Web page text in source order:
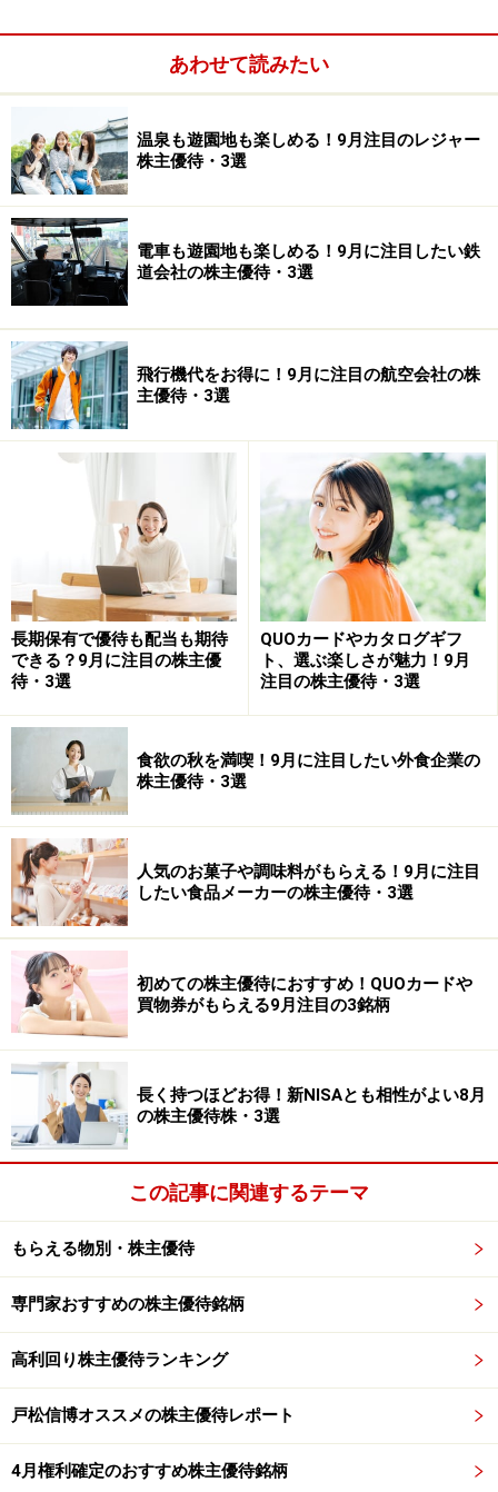
売買単位 100株
予想PER（連）15.65 倍
PBR（連) 0.75倍
予想配当利回り 3.09%
時価総額 5,325億円
権利確定日：3月末・9月末
優待がもらえる株数：100株以上
優待内容：
優待割引券（500円）
3月
100株以上 2枚
500株以上 4枚
1,000株以上 10枚
10,000株以上 50枚
※合計1,000円（税込）以上の現金による買物につき1枚
利用可（特別提供品は対象外、他の値引き券との併用不
可）
※100株以上を1年以上2年未満継続保有（株主名簿に連続
3回以上5回未満記載）の株主には3枚、2年以上（連続5
回以上記載）の株主には4枚追加
500株以上 6枚
1,000株以上 10枚
※合計1,000円（税込）以上の現金による買物につき1枚
利用可（特別提供品は対象外、他の値引き券との併用不
可）
※100株以上を1年以上継続保有（株主名簿に連続3回以上
記載）の株主には1枚追加
あわせて読みたい
温泉も遊園地も楽しめる！9月注目のレジャー
株主優待・3選
電車も遊園地も楽しめる！9月に注目したい鉄
道会社の株主優待・3選
飛行機代をお得に！9月に注目の航空会社の株
主優待・3選
長期保有で優待も配当も期待
できる？9月に注目の株主優
待・3選
QUOカードやカタログギフ
ト、選ぶ楽しさが魅力！9月
注目の株主優待・3選
食欲の秋を満喫！9月に注目したい外食企業の
株主優待・3選
人気のお菓子や調味料がもらえる！9月に注目
したい食品メーカーの株主優待・3選
初めての株主優待におすすめ！QUOカードや
買物券がもらえる9月注目の3銘柄
長く持つほどお得！新NISAとも相性がよい8月
の株主優待株・3選
この記事に関連するテーマ
もらえる物別・株主優待
専門家おすすめの株主優待銘柄
高利回り株主優待ランキング
戸松信博オススメの株主優待レポート
4月権利確定のおすすめ株主優待銘柄